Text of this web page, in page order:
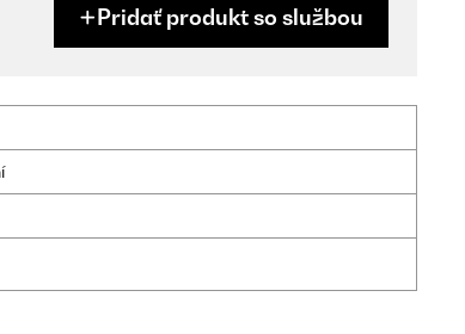
Pridať produkt so službou